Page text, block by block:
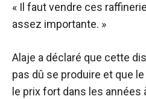
« Il faut vendre ces
assez importante. »
Alaje a déclaré que cette
pas dû se produire et que
le prix fort dans les années